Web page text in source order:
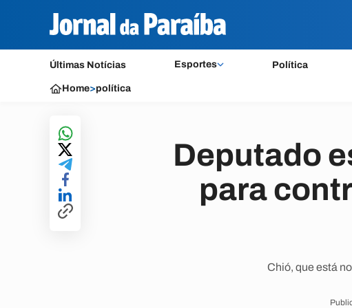
Últimas Notícias Esportes Política
Home>política
Deputado
para
Chió, que está